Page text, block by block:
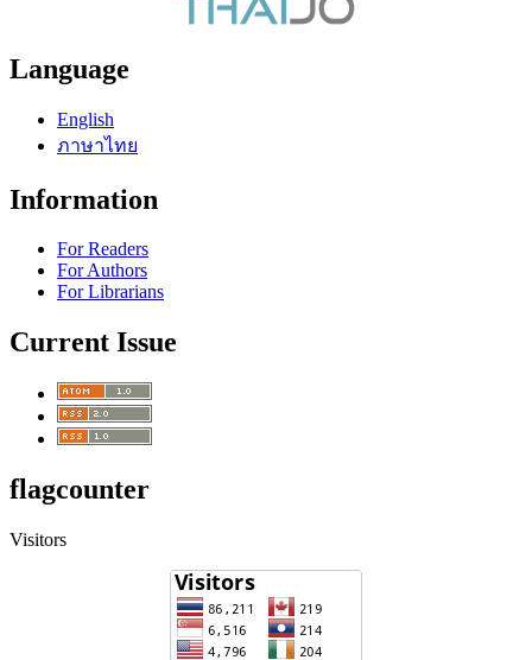
Language
English
ภาษาไทย
Information
For Readers
For Authors
For Librarians
Current Issue
flagcounter
Visitors